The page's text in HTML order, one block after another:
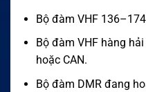
Bộ đàm VHF
Bộ đàm VHF hàng
hoặc CAN.
Bộ đàm DMR đang